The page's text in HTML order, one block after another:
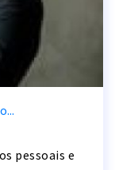
pessoais e